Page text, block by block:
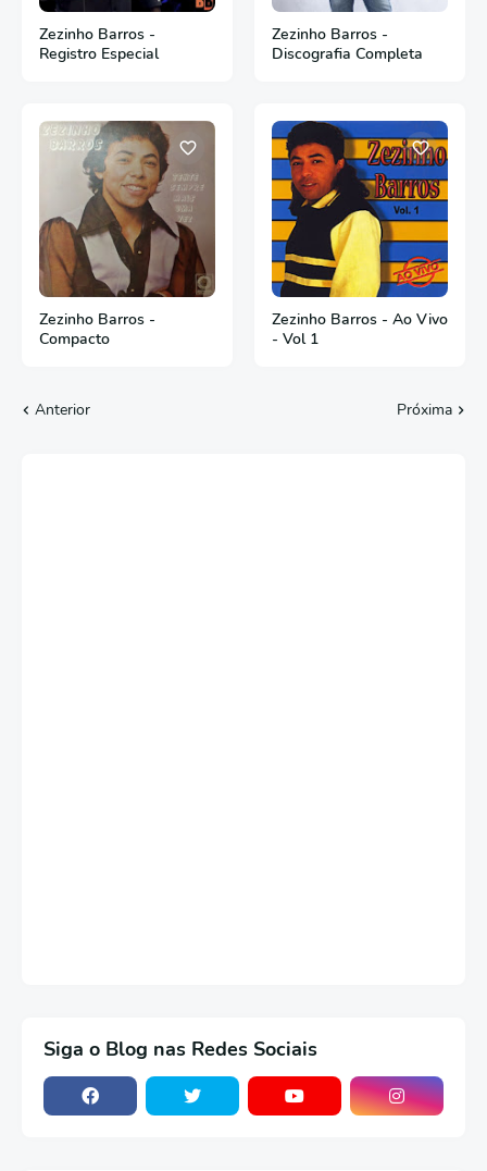
Zezinho Barros -
Registro Especial
Zezinho Barros -
Discografia Completa
Zezinho Barros -
Compacto
Zezinho Barros - Ao Vivo
- Vol 1
Anterior Próxima
Siga o Blog nas Redes Sociais